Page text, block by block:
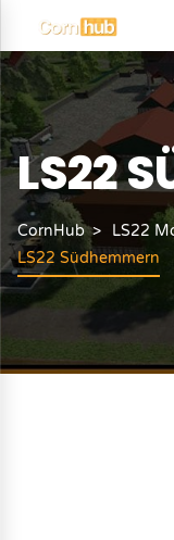
LS22
CornHub LS22
LS22 Südhemmern